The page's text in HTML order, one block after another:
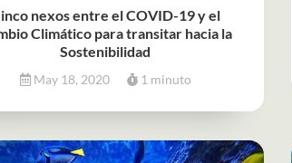
nexos entre el COVID-19 y el
Climático para transitar hacia la
Sostenibilidad
May 18, 2020 1 minuto